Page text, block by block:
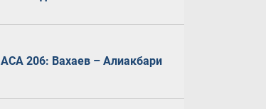
ACA 206: Вахаев – Алиакбари